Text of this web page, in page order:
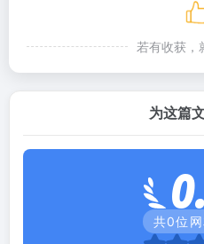
若有收获，
为这篇
共0位